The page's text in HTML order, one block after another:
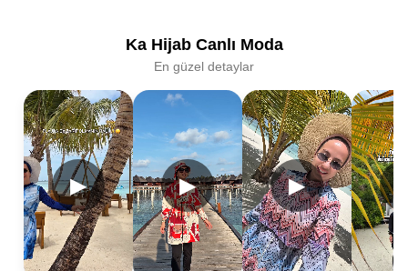
Ka Hijab Canlı Moda
En güzel detaylar
▶ ▶ ▶